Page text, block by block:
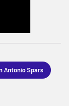
Antonio Spars